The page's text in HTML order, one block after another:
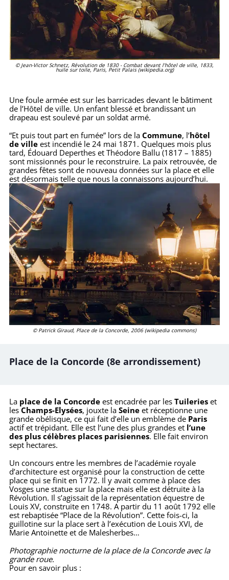
Une foule armée est sur les barricades devant le bâtiment
de l’Hôtel de ville. Un enfant blessé et brandissant un
drapeau est soulevé par un soldat armé.
“Et puis tout part en fumée” lors de la Commune, l’hôtel
de ville est incendié le 24 mai 1871. Quelques mois plus
tard, Édouard Deperthes et Théodore Ballu (1817 – 1885)
sont missionnés pour le reconstruire. La paix retrouvée, de
grandes fêtes sont de nouveau données sur la place et elle
est désormais telle que nous la connaissons aujourd’hui.
© Jean-Victor Schnetz, Révolution de 1830 - Combat devant l’hôtel de ville, 1833,
huile sur toile, Paris, Petit Palais (wikipedia.org)
Place de la Concorde (8e arrondissement)
La place de la Concorde est encadrée par les Tuileries et
les Champs-Elysées, jouxte la Seine et réceptionne une
grande obélisque, ce qui fait d’elle un emblème de Paris
actif et trépidant. Elle est l’une des plus grandes et l’une
des plus célèbres places parisiennes. Elle fait environ
sept hectares.
Un concours entre les membres de l’académie royale
d’architecture est organisé pour la construction de cette
place qui se finit en 1772. Il y avait comme à place des
Vosges une statue sur la place mais elle est détruite à la
Révolution. Il s’agissait de la représentation équestre de
Louis XV, construite en 1748. A partir du 11 août 1792 elle
est rebaptisée “Place de la Révolution”. Cette fois-ci, la
guillotine sur la place sert à l’exécution de Louis XVI, de
Marie Antoinette et de Malesherbes…
Photographie nocturne de la place de la Concorde avec la
grande roue.
© Patrick Giraud, Place de la Concorde, 2006 (wikipedia commons)
Pour en savoir plus :